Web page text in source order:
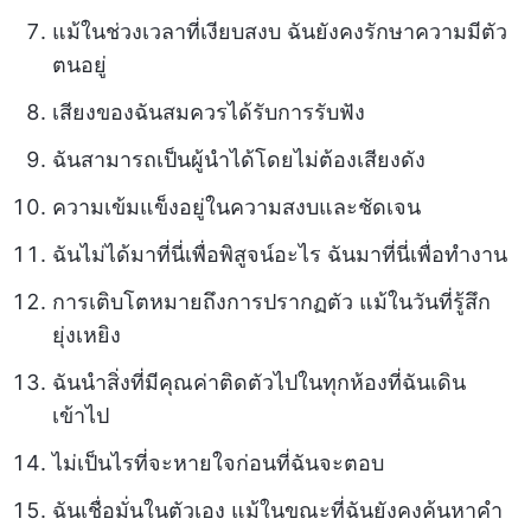
แม้ในช่วงเวลาที่เงียบสงบ ฉันยังคงรักษาความมีตัว
ตนอยู่
เสียงของฉันสมควรได้รับการรับฟัง
ฉันสามารถเป็นผู้นำได้โดยไม่ต้องเสียงดัง
ความเข้มแข็งอยู่ในความสงบและชัดเจน
ฉันไม่ได้มาที่นี่เพื่อพิสูจน์อะไร ฉันมาที่นี่เพื่อทำงาน
การเติบโตหมายถึงการปรากฏตัว แม้ในวันที่รู้สึก
ยุ่งเหยิง
ฉันนำสิ่งที่มีคุณค่าติดตัวไปในทุกห้องที่ฉันเดิน
เข้าไป
ไม่เป็นไรที่จะหายใจก่อนที่ฉันจะตอบ
ฉันเชื่อมั่นในตัวเอง แม้ในขณะที่ฉันยังคงค้นหาคำ